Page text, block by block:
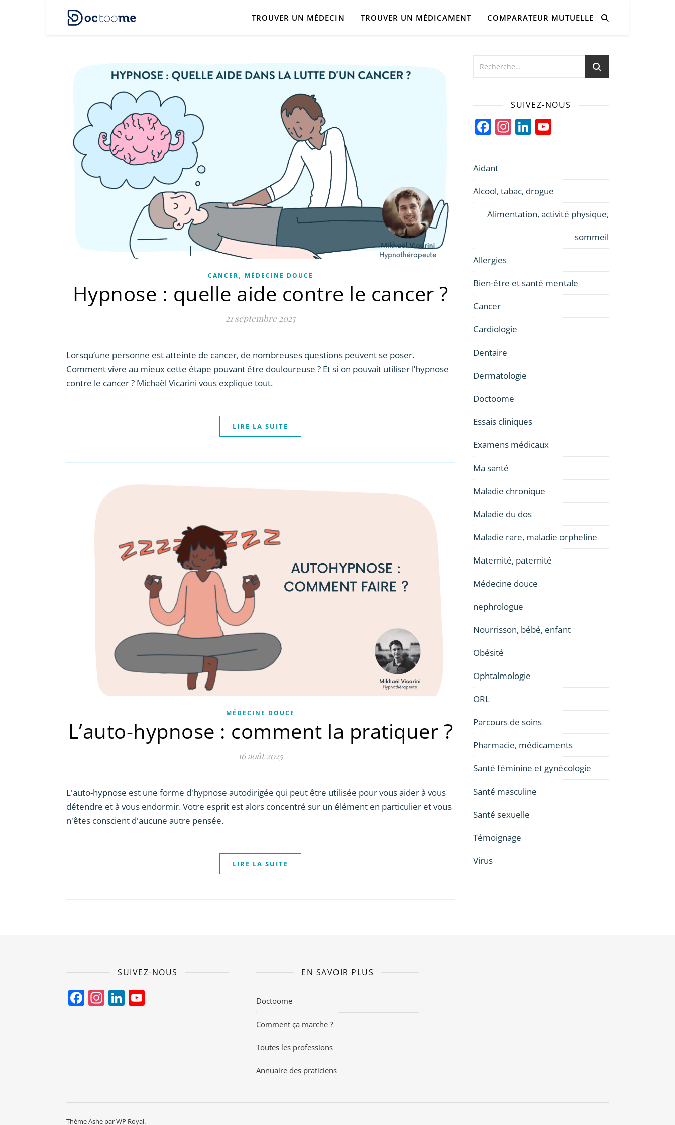
TROUVER UN MÉDECIN TROUVER UN MÉDICAMENT COMPARATEUR MUTUELLE
CANCER, MÉDECINE DOUCE
Hypnose : quelle aide contre le cancer ?
21 septembre 2025
Lorsqu’une personne est atteinte de cancer, de nombreuses questions peuvent se poser.
Comment vivre au mieux cette étape pouvant être douloureuse ? Et si on pouvait utiliser l’hypnose
contre le cancer ? Michaël Vicarini vous explique tout.
LIRE LA SUITE
MÉDECINE DOUCE
L’auto-hypnose : comment la pratiquer ?
16 août 2025
L'auto-hypnose est une forme d'hypnose autodirigée qui peut être utilisée pour vous aider à vous
détendre et à vous endormir. Votre esprit est alors concentré sur un élément en particulier et vous
n'êtes conscient d'aucune autre pensée.
LIRE LA SUITE
SUIVEZ-NOUS
Facebook
Instagram
LinkedIn
Aidant
Alcool, tabac, drogue
Alimentation, activité physique,
sommeil
Allergies
Bien-être et santé mentale
Cancer
Cardiologie
Dentaire
Dermatologie
Doctoome
Essais cliniques
Examens médicaux
Ma santé
Maladie chronique
Maladie du dos
Maladie rare, maladie orpheline
Maternité, paternité
Médecine douce
nephrologue
Nourrisson, bébé, enfant
Obésité
Ophtalmologie
ORL
Parcours de soins
Pharmacie, médicaments
Santé féminine et gynécologie
Santé masculine
Santé sexuelle
Témoignage
Virus
SUIVEZ-NOUS
Facebook
Instagram
LinkedIn
EN SAVOIR PLUS
Doctoome
Comment ça marche ?
Toutes les professions
Annuaire des praticiens
Thème Ashe parWP Royal.